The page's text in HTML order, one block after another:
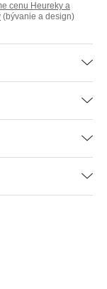
cenu Heureky a
(bývanie a design)